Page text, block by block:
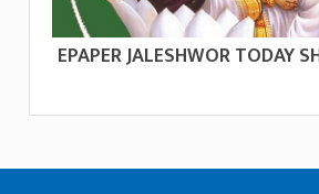
EPAPER JALESHWOR TODAY